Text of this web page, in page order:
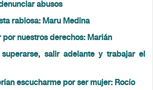
abusos
rabiosa: Maru Medina
por nuestros derechos: Marián
salir adelante y trabajar el
escucharme por ser mujer: Rocío